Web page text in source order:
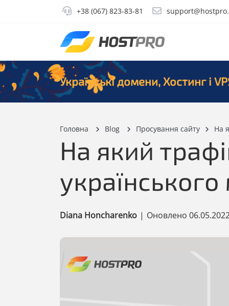
+38 (067) 823-83-81
Українські домени, Хостинг і
Головна Blog Просування сайту На
На який
Diana Honcharenko | Оновлено